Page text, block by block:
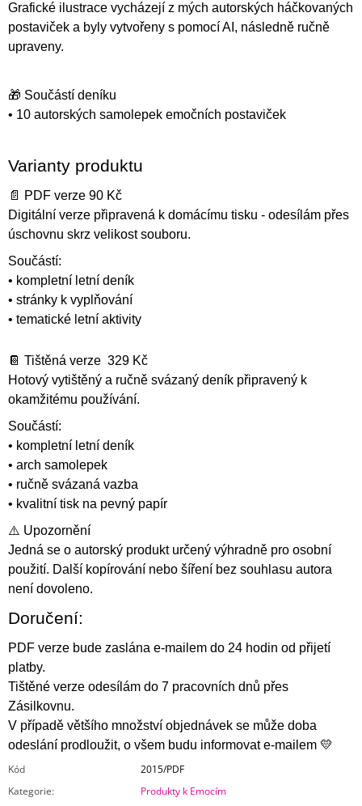
Grafické ilustrace vycházejí z mých autorských háčkovaných
postaviček a byly vytvořeny s pomocí AI, následně ručně
upraveny.
🎁 Součástí deníku
• 10 autorských samolepek emočních postaviček
Varianty produktu
📄 PDF verze 90 Kč
Digitální verze připravená k domácímu tisku - odesílám přes
úschovnu skrz velikost souboru.
Součástí:
• kompletní letní deník
• stránky k vyplňování
• tematické letní aktivity
📔 Tištěná verze 329 Kč
Hotový vytištěný a ručně svázaný deník připravený k
okamžitému používání.
Součástí:
• kompletní letní deník
• arch samolepek
• ručně svázaná vazba
• kvalitní tisk na pevný papír
⚠️ Upozornění
Jedná se o autorský produkt určený výhradně pro osobní
použití. Další kopírování nebo šíření bez souhlasu autora
není dovoleno.
Doručení:
PDF verze bude zaslána e-mailem do 24 hodin od přijetí
platby.
Tištěné verze odesílám do 7 pracovních dnů přes
Zásilkovnu.
V případě většího množství objednávek se může doba
odeslání prodloužit, o všem budu informovat e-mailem 💛
Kód
2015/PDF
Kategorie: Produkty k Emocím